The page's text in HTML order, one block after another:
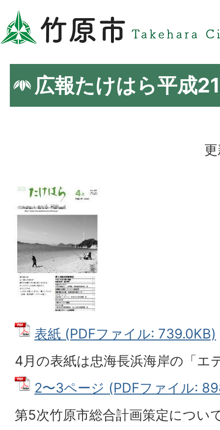
広報たけはら平成
表紙 (PDFファイル: 739.0KB)
4月の表紙は忠海長浜海岸の「エ
2〜3ページ (PDFファイル:
第5次竹原市総合計画策定につい